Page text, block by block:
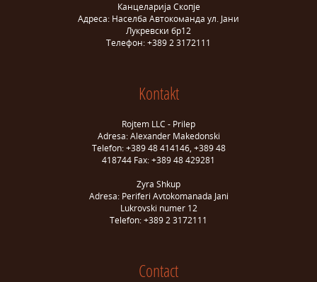
Канцеларија Скопје
Адреса: Населба Автокоманда ул. Јани
Лукревски бр12
Телефон: +389 2 3172111
Kontakt
Rojtem LLC - Prilep
Adresa: Alexander Makedonski
Telefon: +389 48 414146, +389 48
418744 Fax: +389 48 429281
Zyra Shkup
Adresa: Periferi Avtokomanada Jani
Lukrovski numer 12
Telefon: +389 2 3172111
Contact